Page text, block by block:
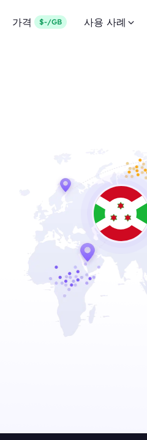
가격 $-/GB 사용 사례